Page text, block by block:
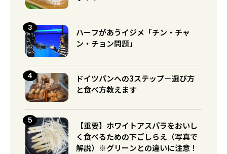
ハーフがあうイジメ「チン・チャ
ン・チョン問題」
ドイツパンへの3ステップ－選び方
と食べ方教えます
【重要】ホワイトアスパラをおいし
く食べるための下ごしらえ（写真で
解説）※グリーンとの違いに注意！